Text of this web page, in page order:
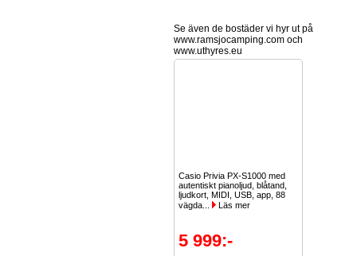
Se även de bostäder vi hyr ut på
www.ramsjocamping.com och
www.uthyres.eu
Casio Privia PX-S1000 med
autentiskt pianoljud, blåtand,
ljudkort, MIDI, USB, app, 88
vägda...
Läs mer
5 999:-